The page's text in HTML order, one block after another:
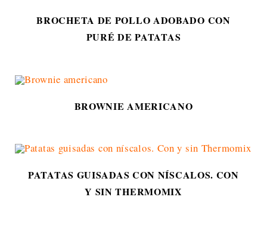
BROCHETA DE POLLO ADOBADO CON
PURÉ DE PATATAS
BROWNIE AMERICANO
PATATAS GUISADAS CON NÍSCALOS. CON
Y SIN THERMOMIX